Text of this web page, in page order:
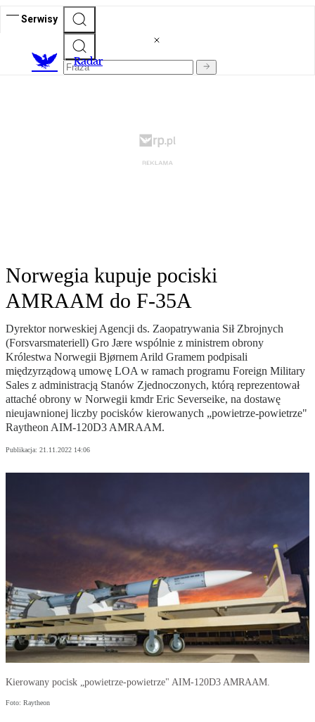
Serwisy
Radar
Norwegia kupuje pociski
AMRAAM do F-35A
Dyrektor norweskiej Agencji ds. Zaopatrywania Sił Zbrojnych
(Forsvarsmateriell) Gro Jære wspólnie z ministrem obrony
Królestwa Norwegii Bjørnem Arild Gramem podpisali
międzyrządową umowę LOA w ramach programu Foreign Military
Sales z administracją Stanów Zjednoczonych, którą reprezentował
attaché obrony w Norwegii kmdr Eric Severseike, na dostawę
nieujawnionej liczby pocisków kierowanych „powietrze-powietrze"
Raytheon AIM-120D3 AMRAAM.
Publikacja: 21.11.2022 14:06
Kierowany pocisk „powietrze-powietrze" AIM-120D3 AMRAAM.
Foto: Raytheon